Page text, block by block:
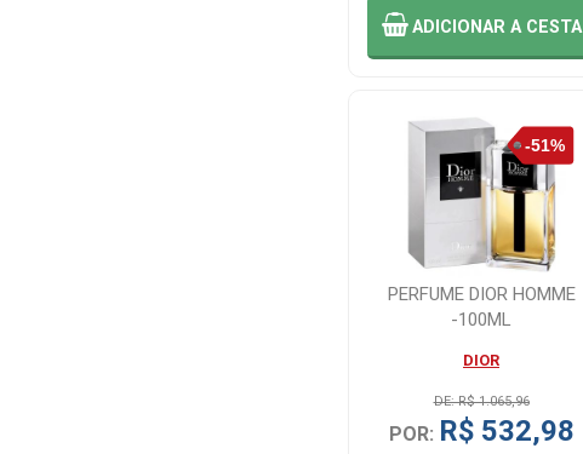
ADICIONAR A CESTA
PERFUME DIOR HOMME
-100ML
DIOR
DE: R$ 1.065,96
POR: R$ 532,98